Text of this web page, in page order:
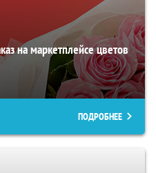
на маркетплейсе цветов
ПОДРОБНЕЕ